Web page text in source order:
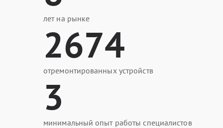
лет на рынке
2674
отремонтированных устройств
3
минимальный опыт работы специалистов